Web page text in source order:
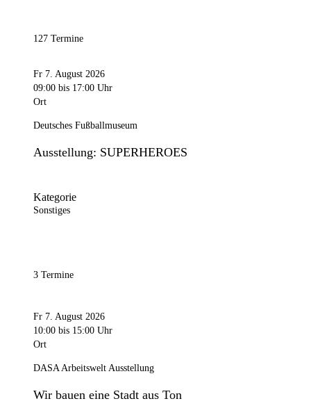
127 Termine
Fr 7. August 2026
09:00 bis 17:00 Uhr
Ort
Deutsches Fußballmuseum
Ausstellung: SUPERHEROES
Kategorie
Sonstiges
3 Termine
Fr 7. August 2026
10:00 bis 15:00 Uhr
Ort
DASA Arbeitswelt Ausstellung
Wir bauen eine Stadt aus Ton